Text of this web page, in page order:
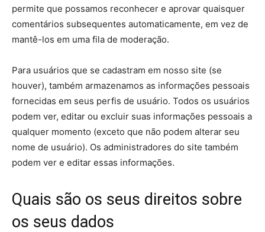
permite que possamos reconhecer e aprovar quaisquer
comentários subsequentes automaticamente, em vez de
mantê-los em uma fila de moderação.
Para usuários que se cadastram em nosso site (se
houver), também armazenamos as informações pessoais
fornecidas em seus perfis de usuário. Todos os usuários
podem ver, editar ou excluir suas informações pessoais a
qualquer momento (exceto que não podem alterar seu
nome de usuário). Os administradores do site também
podem ver e editar essas informações.
Quais são os seus direitos sobre
os seus dados